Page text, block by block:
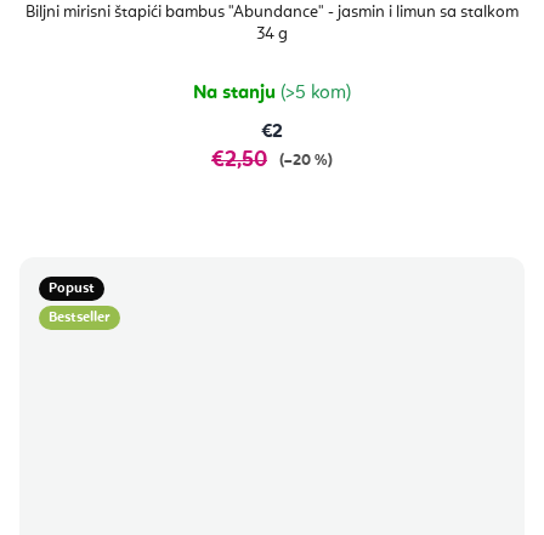
Biljni mirisni štapići bambus "Abundance" - jasmin i limun sa stalkom
34 g
Na stanju (>5 kom)
€2
€2,50 (–20 %)
Popust
Bestseller